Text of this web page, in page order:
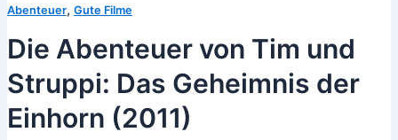
Abenteuer, Gute Filme
Die Abenteuer von Tim und
Struppi: Das Geheimnis der
Einhorn (2011)